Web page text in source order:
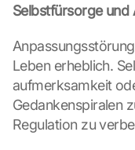
Selbstfürsorge und
Leben erheblich.
aufmerksamkeit
Gedankenspiralen
Regulation zu
r
e
D
a
t
e